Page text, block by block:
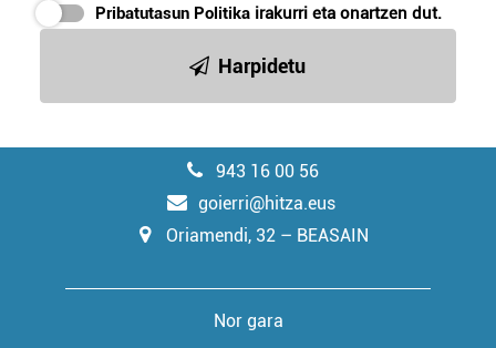
Pribatutasun Politika irakurri eta onartzen dut.
Harpidetu
943 16 00 56
goierri@hitza.eus
Oriamendi, 32 – BEASAIN
Nor gara